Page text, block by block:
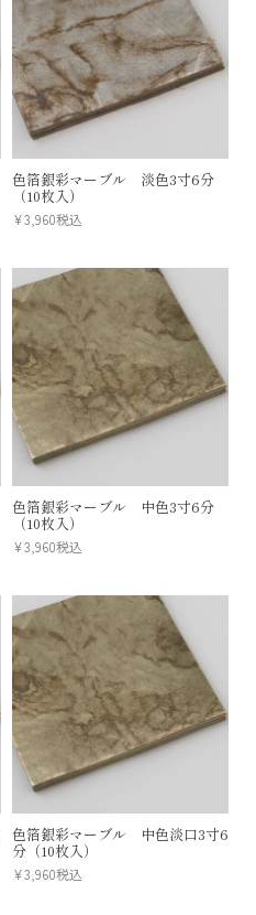
色箔銀彩マーブル 淡色3寸6分
（10枚入）
¥3,960税込
色箔銀彩マーブル 中色3寸6分
（10枚入）
¥3,960税込
色箔銀彩マーブル 中色淡口3寸6
分（10枚入）
¥3,960税込